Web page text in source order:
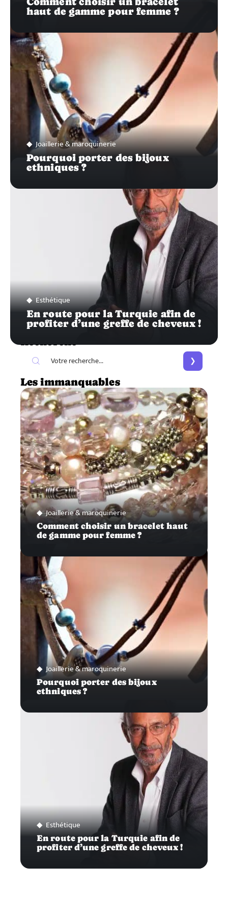
haut de gamme pour femme ?
Joaillerie & maroquinerie
Pourquoi porter des bijoux
ethniques ?
Esthétique
En route pour la Turquie afin de
profiter d’une greffe de cheveux !
Les immanquables
Joaillerie & maroquinerie
Comment choisir un bracelet haut
de gamme pour femme ?
Joaillerie & maroquinerie
Pourquoi porter des bijoux
ethniques ?
Esthétique
En route pour la Turquie afin de
profiter d’une greffe de cheveux !